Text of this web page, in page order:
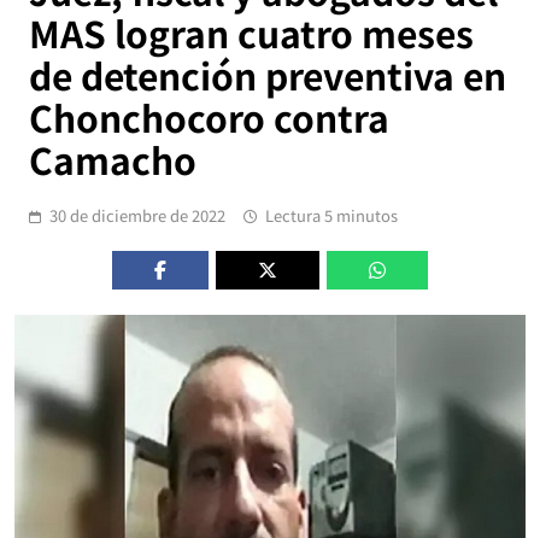
MAS logran cuatro meses
de detención preventiva en
Chonchocoro contra
Camacho
30 de diciembre de 2022 Lectura 5 minutos